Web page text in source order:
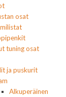
osat
tuning osat
ja puskurit
Alkuperäinen